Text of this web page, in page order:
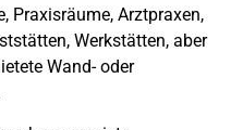
Praxisräume, Arztpraxen,
Werkstätten, aber
Wand- oder